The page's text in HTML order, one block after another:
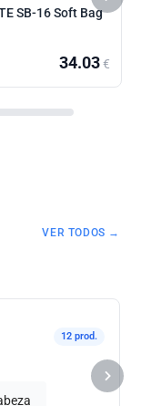
SB-16 Soft Bag
34.03€
VER TODOS →
12 prod.